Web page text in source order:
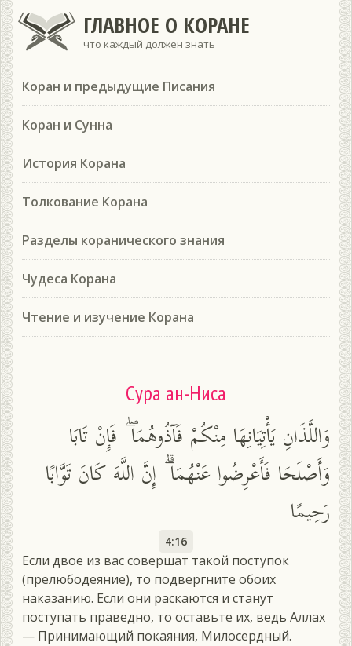
ГЛАВНОЕ О КОРАНЕ
что каждый должен знать
Коран и предыдущие Писания
Коран и Сунна
История Корана
Толкование Корана
Разделы коранического знания
Чудеса Корана
Чтение и изучение Корана
Сура ан-Ниса
وَاللَّذَانِ يَأْتِيَانِهَا مِنْكُمْ فَآذُوهُمَا ۖ فَإِنْ تَابَا
وَأَصْلَحَا فَأَعْرِضُوا عَنْهُمَا ۗ إِنَّ اللَّهَ كَانَ تَوَّابًا
رَحِيمًا
4:16
Если двое из вас совершат такой поступок
(прелюбодеяние), то подвергните обоих
наказанию. Если они раскаются и станут
поступать праведно, то оставьте их, ведь Аллах
— Принимающий покаяния, Милосердный.